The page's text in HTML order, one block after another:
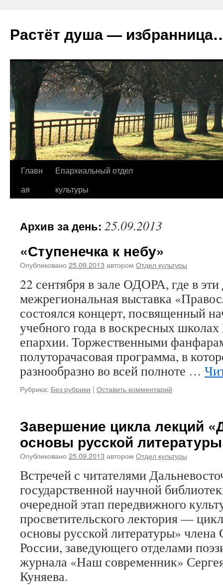
Растёт душа —
Перейти
Главн
ая
Епархиальный отдел
культуры
Архив за день: 25.09.2013
«Ступенечка к небу»
Опубликовано 25.09.2013 автором Отдел культуры
22 сентября в зале ОДОРА, где в
межрегиональная выставка
состоялся концерт, посвященный
учебного года в воскресных
епархии. Торжественными
полуторачасовая программа, в
разнообразно во всей полноте …
Рубрика: Без рубрики | Оставить комментарий
Завершение цикла лекций
основы русской
Опубликовано 25.09.2013 автором Отдел культуры
Встречей с читателями
государственной научной
очередной этап передвижного
просветительского лектория —
основы русской литературы» члена
России, заведующего отделами
журнала «Наш современник»
Куняева.